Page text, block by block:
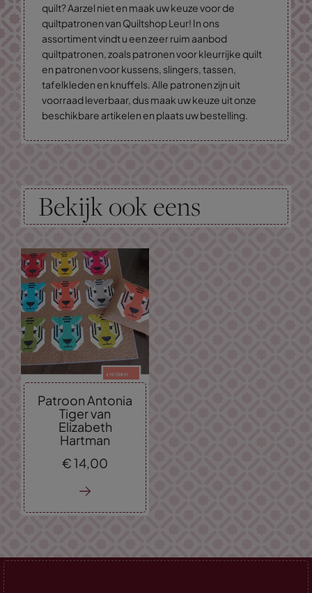
quilt? Aarzel niet en maak uw keuze voor de
quiltpatronen van Quiltshop Leur! In ons
assortiment vindt u een zeer ruim aanbod
quiltpatronen, zoals patronen voor kleurrijke quilt
en patronen voor kussens, slingers, tassen,
tafelkleden en knuffels. Alle patronen zijn uit
voorraad leverbaar, dus maak uw keuze uit onze
beschikbare artikelen en plaats uw bestelling.
Bekijk ook eens
Patroon Antonia
Tiger van
Elizabeth
Hartman
€14,00